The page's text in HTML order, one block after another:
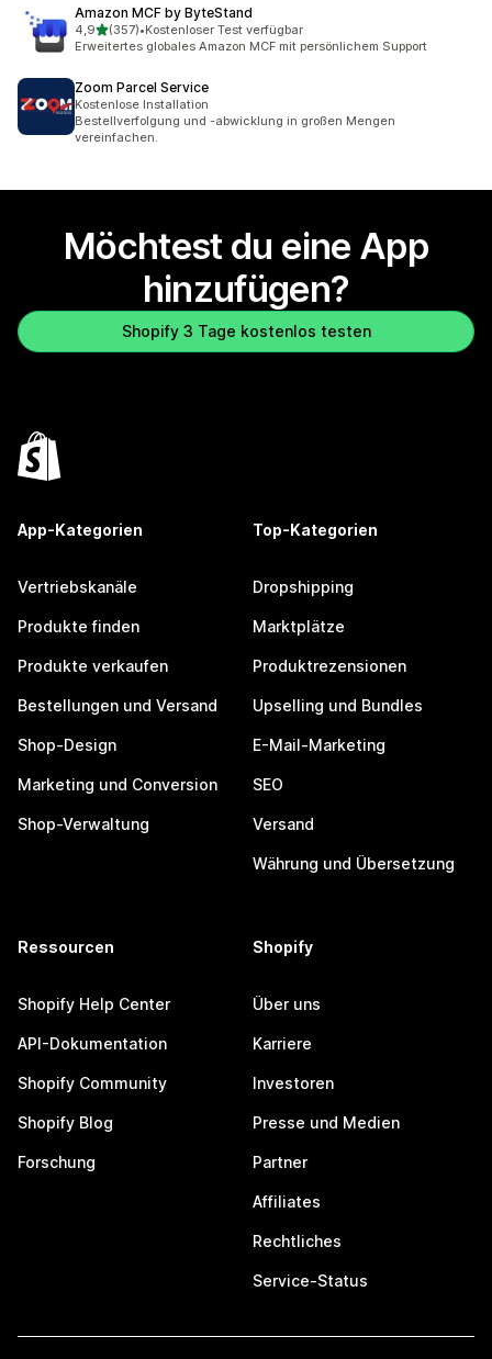
Amazon MCF by ByteStand
4,9von 5 Sternen
(357)
357 Rezensionen insgesamt
•Kostenloser Test verfügbar
Erweitertes globales Amazon MCF mit persönlichem Support
Zoom Parcel Service
Kostenlose Installation
Bestellverfolgung und -abwicklung in großen Mengen
vereinfachen.
Möchtest du eine App
hinzufügen?
Shopify 3 Tage kostenlos testen
App-Kategorien
Vertriebskanäle
Produkte finden
Produkte verkaufen
Bestellungen und Versand
Shop-Design
Marketing und Conversion
Shop-Verwaltung
Top-Kategorien
Dropshipping
Marktplätze
Produktrezensionen
Upselling und Bundles
E-Mail-Marketing
SEO
Versand
Währung und Übersetzung
Ressourcen
Shopify Help Center
API-Dokumentation
Shopify Community
Shopify Blog
Forschung
Shopify
Über uns
Karriere
Investoren
Presse und Medien
Partner
Affiliates
Rechtliches
Service-Status